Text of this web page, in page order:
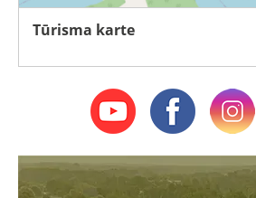
Tūrisma karte